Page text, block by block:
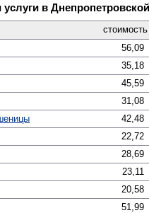
в
стоимость
56,09
35,18
45,59
31,08
42,48
22,72
28,69
23,11
20,58
51,99